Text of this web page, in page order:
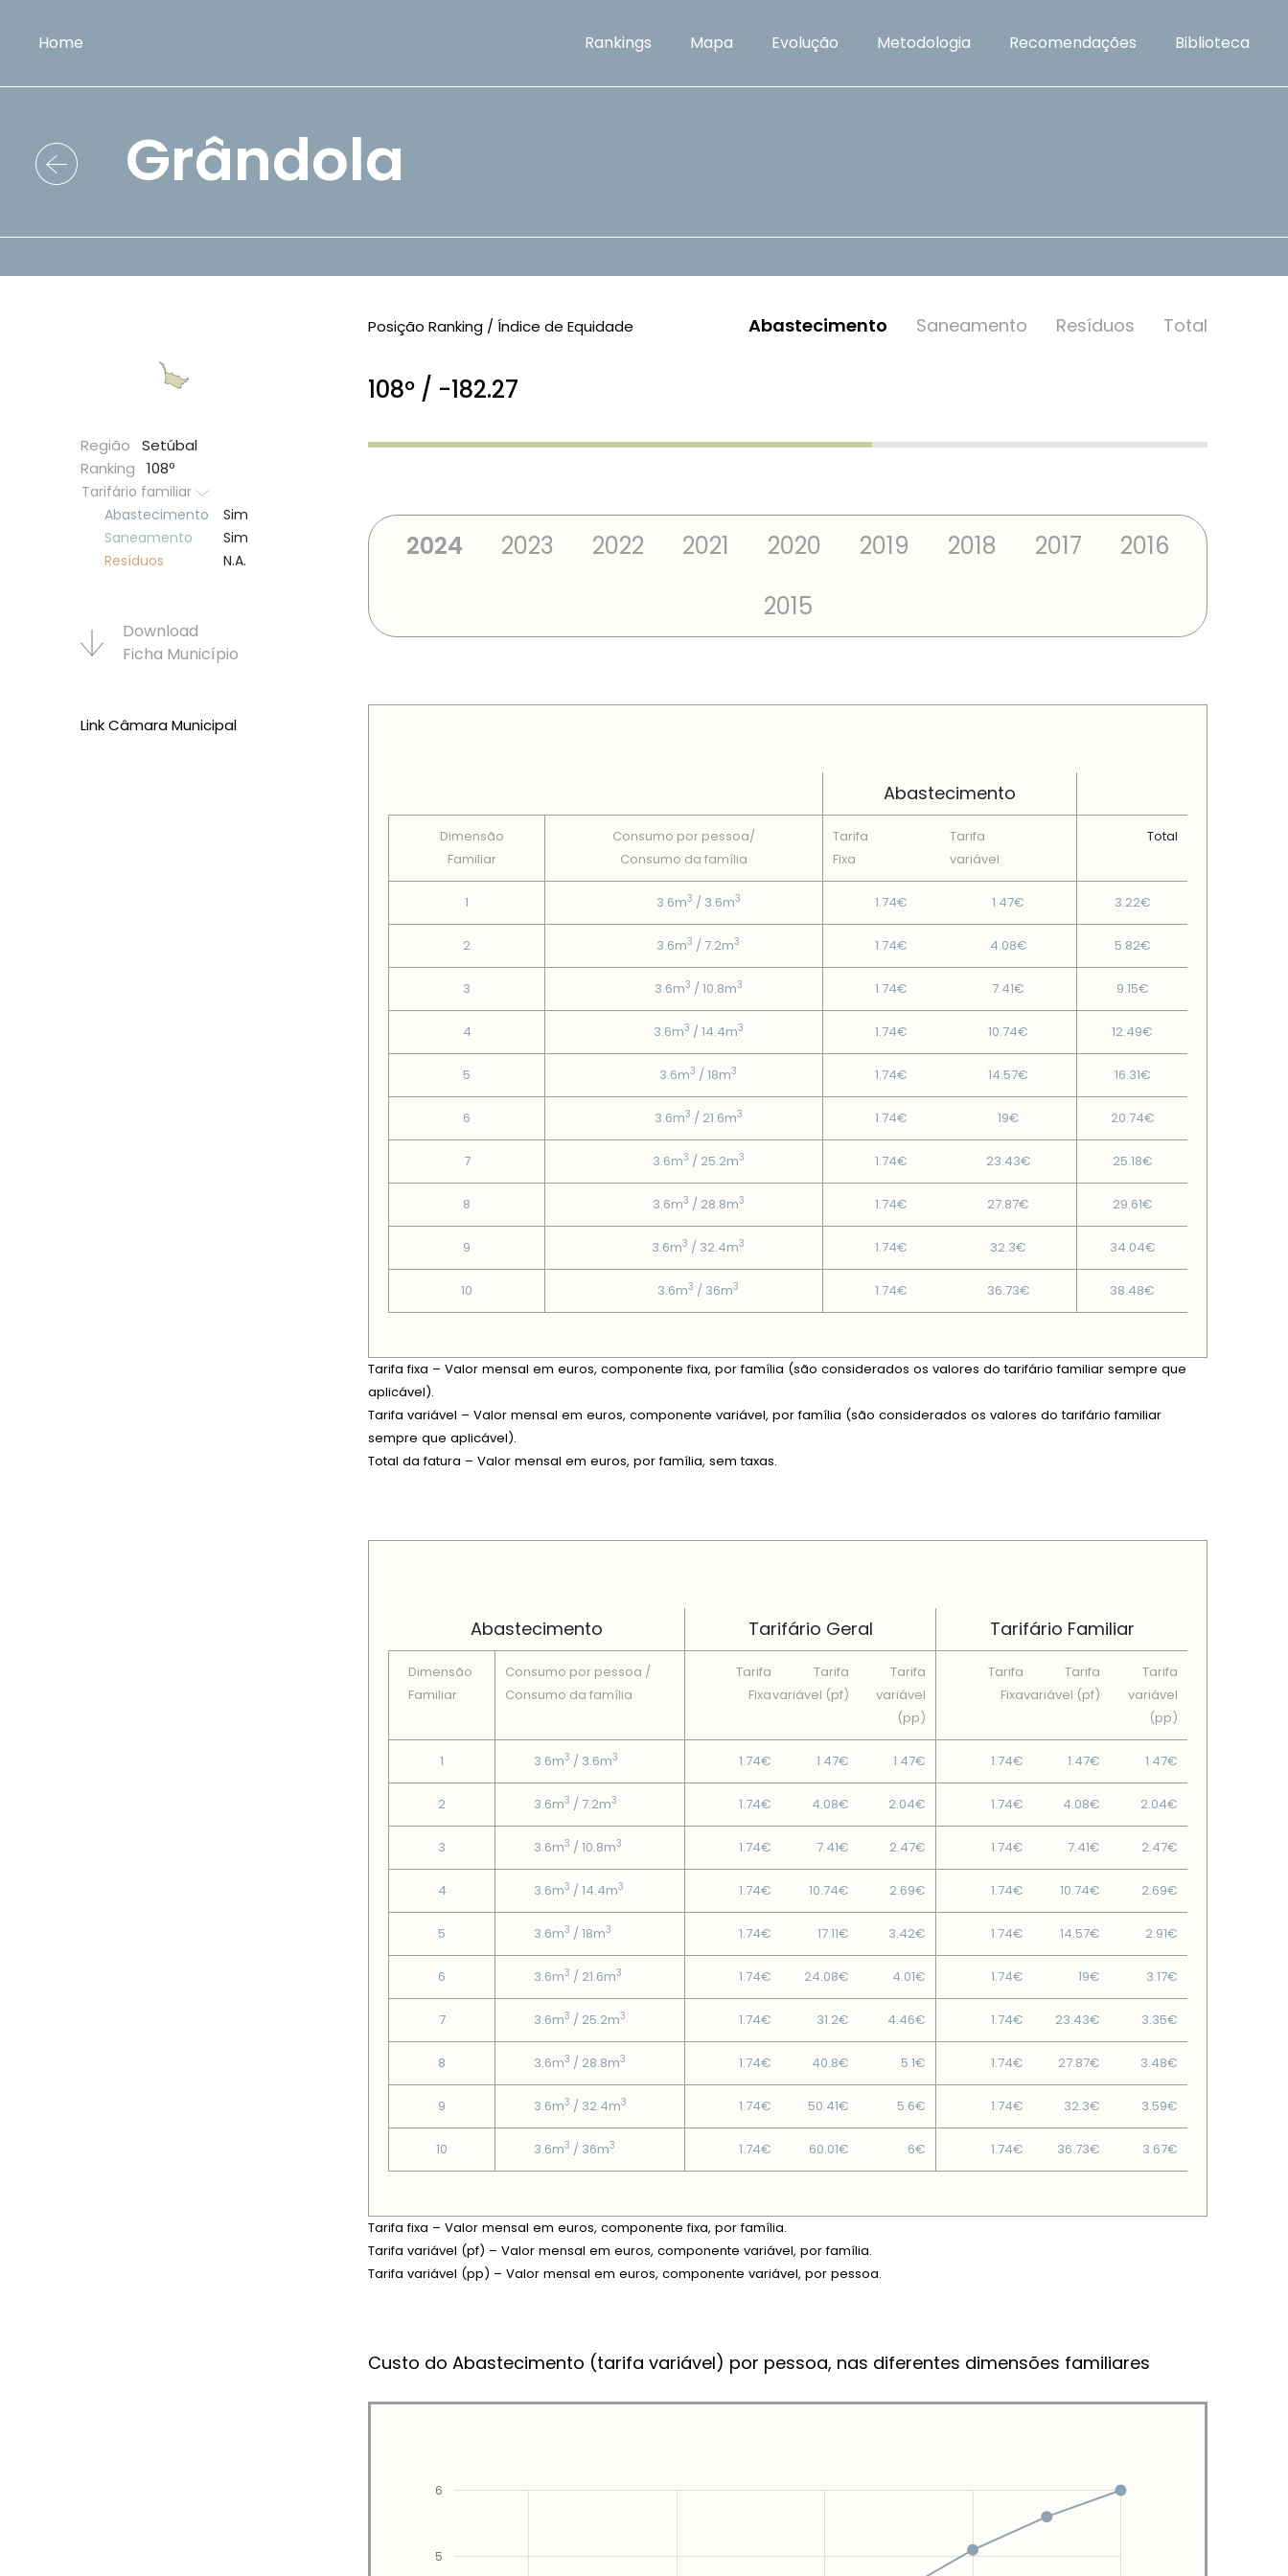
Home Rankings Mapa Evolução Metodologia Recomendações Biblioteca
Grândola
Região
Setúbal
Ranking
108º
Tarifário familiar
Abastecimento
Sim
Saneamento
Sim
Resí­duos
N.A.
Download
Ficha Municí­pio
Link Câmara Municipal
Posição Ranking / Índice de Equidade Abastecimento Saneamento Resí­duos Total
108º / -182.27
2024 2023 2022 2021 2020 2019 2018 2017
2016
2015
Abastecimento
Dimensão
Familiar
Consumo por pessoa/
Consumo da famí­lia
Tarifa
Fixa
Tarifa
variável
Total
1 3.6m3 / 3.6m3 1.74€ 1.47€ 3.22€
2 3.6m3 / 7.2m3 1.74€ 4.08€ 5.82€
3 3.6m3 / 10.8m3 1.74€ 7.41€ 9.15€
4 3.6m3 / 14.4m3 1.74€ 10.74€ 12.49€
5 3.6m3 / 18m3 1.74€ 14.57€ 16.31€
6 3.6m3 / 21.6m3 1.74€ 19€ 20.74€
7 3.6m3 / 25.2m3 1.74€ 23.43€ 25.18€
8 3.6m3 / 28.8m3 1.74€ 27.87€ 29.61€
9 3.6m3 / 32.4m3 1.74€ 32.3€ 34.04€
10 3.6m3 / 36m3 1.74€ 36.73€ 38.48€
Tarifa fixa – Valor mensal em euros, componente fixa, por família (são considerados os valores do tarifário familiar sempre que
aplicável).
Tarifa variável – Valor mensal em euros, componente variável, por família (são considerados os valores do tarifário familiar
sempre que aplicável).
Total da fatura – Valor mensal em euros, por família, sem taxas.
Abastecimento Tarifário Geral Tarifário Familiar
Dimensão
Familiar
Consumo por pessoa /
Consumo da famí­lia
Tarifa
Fixa
Tarifa
variável (pf)
Tarifa
variável
(pp)
Tarifa
Fixa
Tarifa
variável (pf)
Tarifa
variável
(pp)
1 3.6m3 / 3.6m3 1.74€ 1.47€ 1.47€ 1.74€ 1.47€ 1.47€
2 3.6m3 / 7.2m3 1.74€ 4.08€ 2.04€ 1.74€ 4.08€ 2.04€
3 3.6m3 / 10.8m3 1.74€ 7.41€ 2.47€ 1.74€ 7.41€ 2.47€
4 3.6m3 / 14.4m3 1.74€ 10.74€ 2.69€ 1.74€ 10.74€ 2.69€
5 3.6m3 / 18m3 1.74€ 17.11€ 3.42€ 1.74€ 14.57€ 2.91€
6 3.6m3 / 21.6m3 1.74€ 24.08€ 4.01€ 1.74€ 19€ 3.17€
7 3.6m3 / 25.2m3 1.74€ 31.2€ 4.46€ 1.74€ 23.43€ 3.35€
8 3.6m3 / 28.8m3 1.74€ 40.8€ 5.1€ 1.74€ 27.87€ 3.48€
9 3.6m3 / 32.4m3 1.74€ 50.41€ 5.6€ 1.74€ 32.3€ 3.59€
10 3.6m3 / 36m3 1.74€ 60.01€ 6€ 1.74€ 36.73€ 3.67€
Tarifa fixa – Valor mensal em euros, componente fixa, por família.
Tarifa variável (pf) – Valor mensal em euros, componente variável, por família.
Tarifa variável (pp) – Valor mensal em euros, componente variável, por pessoa.
Custo do Abastecimento (tarifa variável) por pessoa, nas diferentes dimensões familiares
5
6